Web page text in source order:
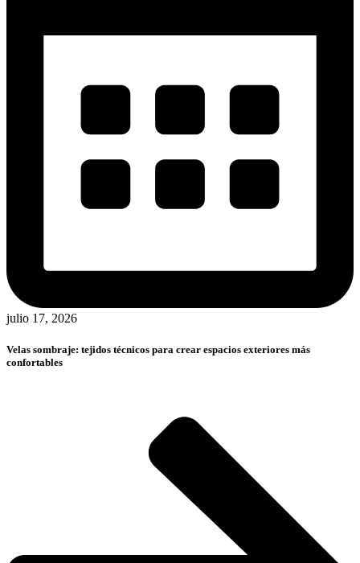
julio 17, 2026
Velas sombraje: tejidos técnicos para crear espacios exteriores más
confortables